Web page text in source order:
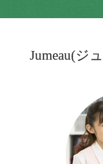
Jumeau(ジ